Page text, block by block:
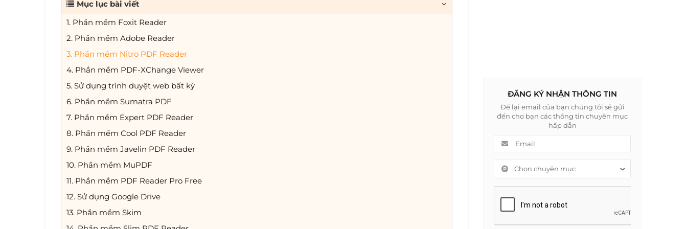
Mục lục bài viết
1. Phần mềm Foxit Reader
2. Phần mềm Adobe Reader
3. Phần mềm Nitro PDF Reader
4. Phần mềm PDF-XChange Viewer
5. Sử dụng trình duyệt web bất kỳ
6. Phần mềm Sumatra PDF
7. Phần mềm Expert PDF Reader
8. Phần mềm Cool PDF Reader
9. Phần mềm Javelin PDF Reader
10. Phần mềm MuPDF
11. Phần mềm PDF Reader Pro Free
12. Sử dụng Google Drive
13. Phần mềm Skim
ĐĂNG KÝ NHẬN THÔNG TIN
Để lại email của bạn chúng tôi sẽ gửi
đến cho bạn các thông tin chuyên mục
hấp dẫn
Chọn chuyên mục